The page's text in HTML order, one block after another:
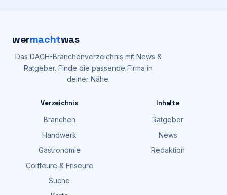
wermachtwas
Das DACH-Branchenverzeichnis mit News &
Ratgeber. Finde die passende Firma in
deiner Nähe.
Verzeichnis
Branchen
Handwerk
Gastronomie
Coiffeure & Friseure
Suche
Inhalte
Ratgeber
News
Redaktion